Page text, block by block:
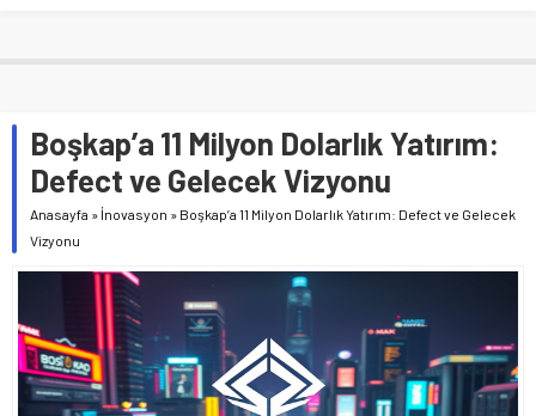
Boşkap’a 11 Milyon Dolarlık Yatırım:
Defect ve Gelecek Vizyonu
Anasayfa » İnovasyon » Boşkap’a 11 Milyon Dolarlık Yatırım: Defect ve Gelecek
Vizyonu